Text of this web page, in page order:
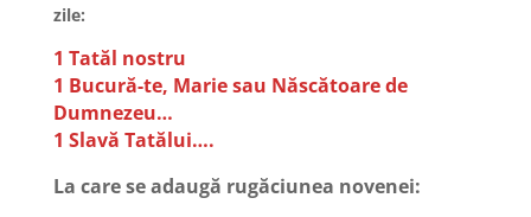
zile:
1 Tatăl nostru
1 Bucură-te, Marie sau Născătoare de
Dumnezeu…
1 Slavă Tatălui….
La care se adaugă rugăciunea novenei: